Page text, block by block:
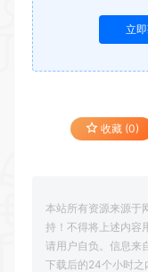
立
收藏 (0)
本站所有资源来源于
持！不得将上述内容
请用户自负。信息来
下载后的24个小时之